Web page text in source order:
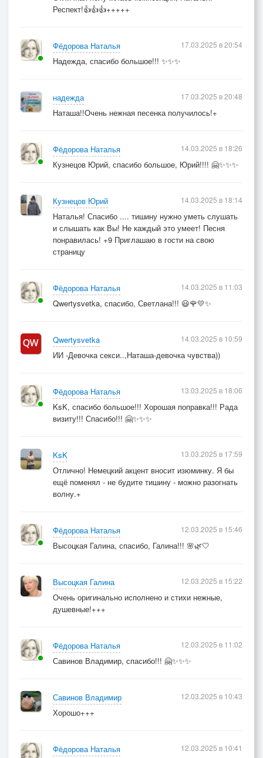
Респект!👍👍👍+++++
Фёдорова Наталья
Надежда, спасибо большое!!! ✨✨✨
17.03.2025 в 20:54
надежда
Наташа!!Очень нежная песенка получилось!+
17.03.2025 в 20:48
Фёдорова Наталья
Кузнецов Юрий, спасибо большое, Юрий!!!! 🤗✨✨✨
14.03.2025 в 18:26
Кузнецов Юрий
Наталья! Спасибо .... тишину нужно уметь слушать
и слышать как Вы! Не каждый это умеет! Песня
понравилась! +9 Приглашаю в гости на свою
страницу
14.03.2025 в 18:14
Фёдорова Наталья
Qwertysvetka, спасибо, Светлана!!! 😃🌹💛✨
14.03.2025 в 11:03
Qwertysvetka
ИИ -Девочка секси..,Наташа-девочка чувства))
14.03.2025 в 10:59
Фёдорова Наталья
KsK, спасибо большое!!! Хорошая поправка!!! Рада
визиту!!! Спасибо!!! 🤗✨✨✨
13.03.2025 в 18:06
KsK
Отлично! Немецкий акцент вносит изюминку. Я бы
ещё поменял - не будите тишину - можно разогнать
волну.+
13.03.2025 в 17:59
Фёдорова Наталья
Высоцкая Галина, спасибо, Галина!!! 🌸🌿🤍
12.03.2025 в 15:46
Высоцкая Галина
Очень оригинально исполнено и стихи нежные,
душевные!+++
12.03.2025 в 15:22
Фёдорова Наталья
Савинов Владимир, спасибо!!! 🤗✨✨✨
12.03.2025 в 11:02
Савинов Владимир
Хорошо+++
12.03.2025 в 10:43
Фёдорова Наталья
12.03.2025 в 10:41